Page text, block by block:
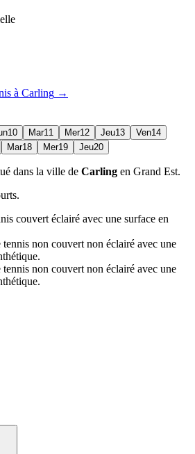
à Carling →
10 Mar11 Mer12 Jeu13 Ven14
Mar18 Mer19 Jeu20
dans la ville de Carling en Grand Est.
couvert éclairé avec une surface en
non couvert non éclairé avec une
non couvert non éclairé avec une